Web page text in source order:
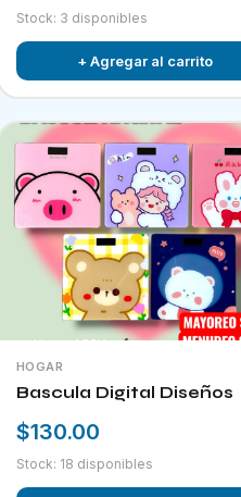
Stock: 3 disponibles
+ Agregar al carrito
HOGAR
Bascula Digital Diseños
$130.00
Stock: 18 disponibles